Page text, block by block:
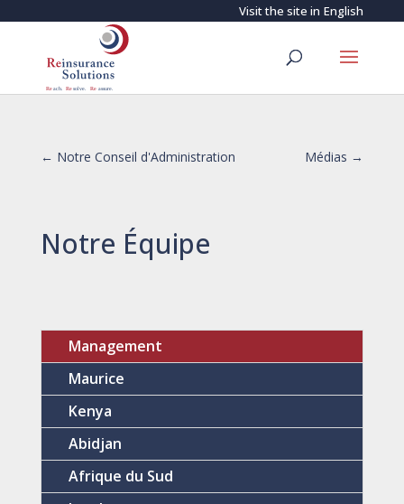
Visit the site in English
← Notre Conseil d'Administration Médias →
Notre Équipe
Management
Maurice
Kenya
Abidjan
Afrique du Sud